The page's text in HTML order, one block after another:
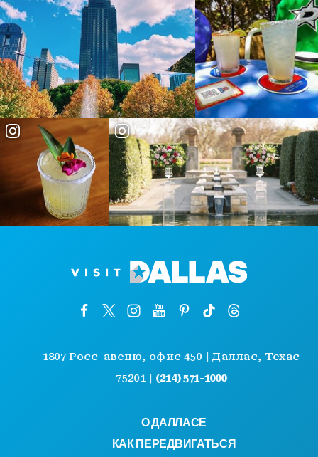
1807 Росс-авеню, офис 450 | Даллас, Техас
75201 |(214) 571-1000
О ДАЛЛАСЕ
КАК ПЕРЕДВИГАТЬСЯ